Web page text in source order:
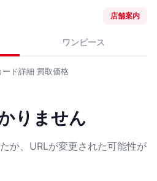
店舗案内
ワンピース
ード詳細 買取価格
りません
か、URLが変更された可能性が